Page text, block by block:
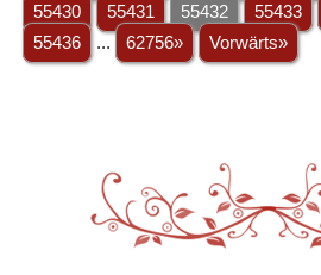
55430
55431 55432 55433
55436
... 62756» Vorwärts»